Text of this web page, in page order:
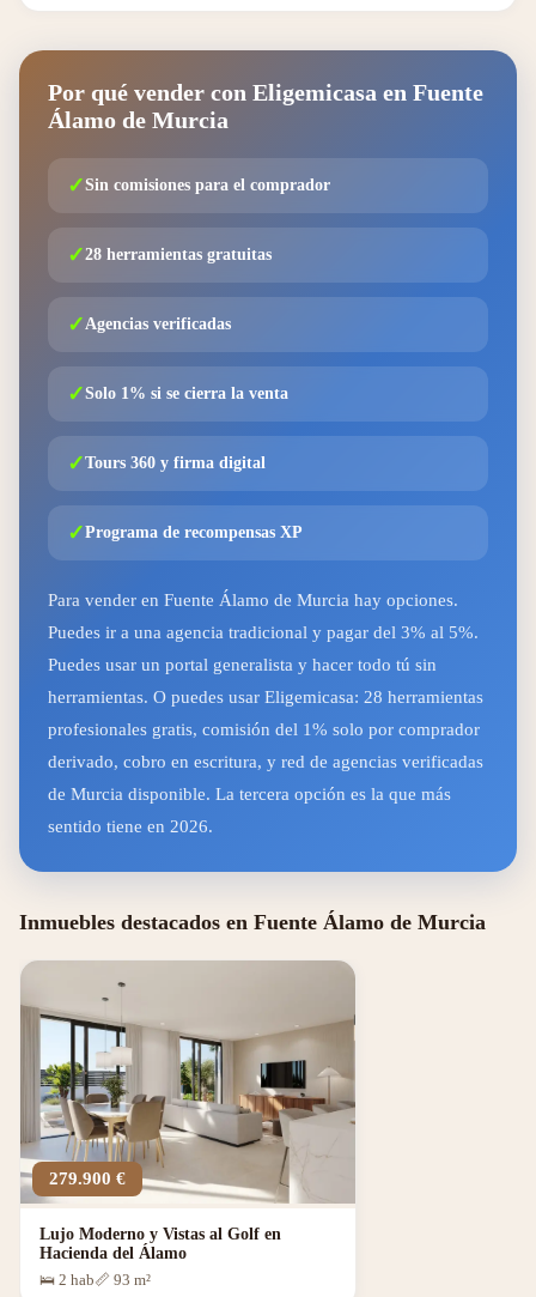
Por qué vender con Eligemicasa en Fuente
Álamo de Murcia
✓Sin comisiones para el comprador
✓28 herramientas gratuitas
✓Agencias verificadas
✓Solo 1% si se cierra la venta
✓Tours 360 y firma digital
✓Programa de recompensas XP
Para vender en Fuente Álamo de Murcia hay opciones.
Puedes ir a una agencia tradicional y pagar del 3% al 5%.
Puedes usar un portal generalista y hacer todo tú sin
herramientas. O puedes usar Eligemicasa: 28 herramientas
profesionales gratis, comisión del 1% solo por comprador
derivado, cobro en escritura, y red de agencias verificadas
de Murcia disponible. La tercera opción es la que más
sentido tiene en 2026.
Inmuebles destacados en Fuente Álamo de Murcia
279.900 €
Lujo Moderno y Vistas al Golf en
Hacienda del Álamo
🛌 2 hab📏 93 m²